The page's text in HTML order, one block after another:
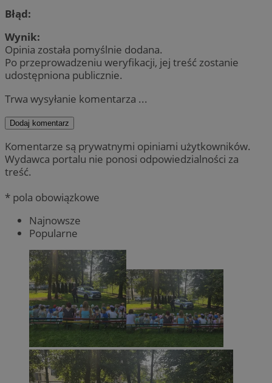
Błąd:
Wynik:
Opinia została pomyślnie dodana.
Po przeprowadzeniu weryfikacji, jej treść zostanie
udostępniona publicznie.
Trwa wysyłanie komentarza ...
Dodaj komentarz
Komentarze są prywatnymi opiniami użytkowników.
Wydawca portalu nie ponosi odpowiedzialności za
treść.
* pola obowiązkowe
Najnowsze
Popularne